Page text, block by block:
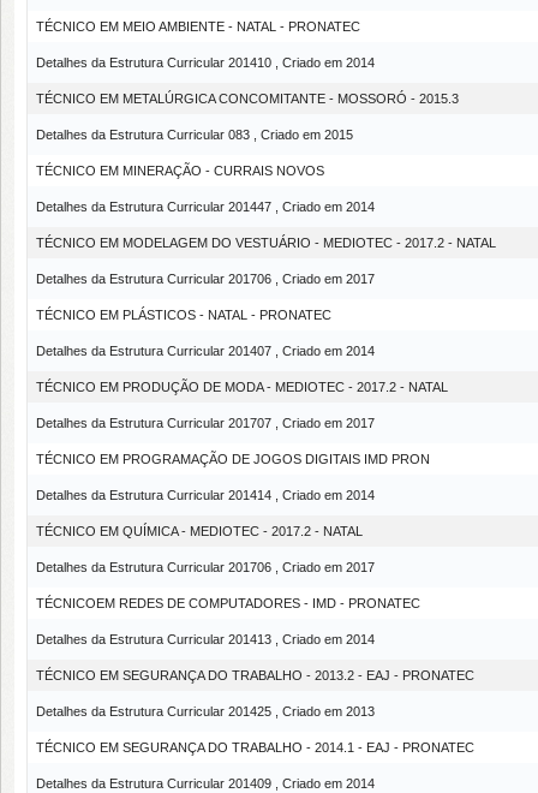
TÉCNICO EM MEIO AMBIENTE - NATAL - PRONATEC
Detalhes da Estrutura Curricular 201410 , Criado em 2014
TÉCNICO EM METALÚRGICA CONCOMITANTE - MOSSORÓ - 2015.3
Detalhes da Estrutura Curricular 083 , Criado em 2015
TÉCNICO EM MINERAÇÃO - CURRAIS NOVOS
Detalhes da Estrutura Curricular 201447 , Criado em 2014
TÉCNICO EM MODELAGEM DO VESTUÁRIO - MEDIOTEC - 2017.2 - NATAL
Detalhes da Estrutura Curricular 201706 , Criado em 2017
TÉCNICO EM PLÁSTICOS - NATAL - PRONATEC
Detalhes da Estrutura Curricular 201407 , Criado em 2014
TÉCNICO EM PRODUÇÃO DE MODA - MEDIOTEC - 2017.2 - NATAL
Detalhes da Estrutura Curricular 201707 , Criado em 2017
TÉCNICO EM PROGRAMAÇÃO DE JOGOS DIGITAIS IMD PRON
Detalhes da Estrutura Curricular 201414 , Criado em 2014
TÉCNICO EM QUÍMICA - MEDIOTEC - 2017.2 - NATAL
Detalhes da Estrutura Curricular 201706 , Criado em 2017
TÉCNICOEM REDES DE COMPUTADORES - IMD - PRONATEC
Detalhes da Estrutura Curricular 201413 , Criado em 2014
TÉCNICO EM SEGURANÇA DO TRABALHO - 2013.2 - EAJ - PRONATEC
Detalhes da Estrutura Curricular 201425 , Criado em 2013
TÉCNICO EM SEGURANÇA DO TRABALHO - 2014.1 - EAJ - PRONATEC
Detalhes da Estrutura Curricular 201409 , Criado em 2014